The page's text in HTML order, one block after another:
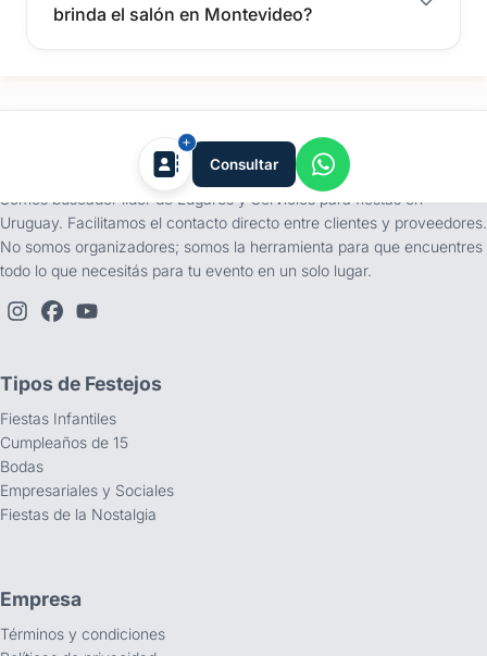
brinda el salón en Montevideo?
Consultar
tufiesta.com.uy
Somos buscador líder de Lugares y Servicios para fiestas en
Uruguay. Facilitamos el contacto directo entre clientes y proveedores.
No somos organizadores; somos la herramienta para que encuentres
todo lo que necesitás para tu evento en un solo lugar.
Tipos de Festejos
Fiestas Infantiles
Cumpleaños de 15
Bodas
Empresariales y Sociales
Fiestas de la Nostalgia
Empresa
Términos y condiciones